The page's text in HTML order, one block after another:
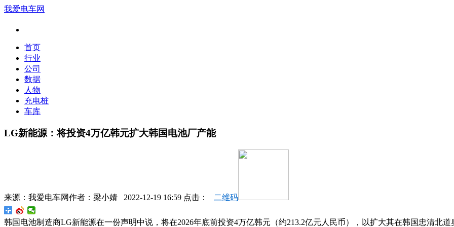
我爱电车网
首页
行业
公司
数据
人物
充电桩
车库
LG新能源：将投资4万亿韩元扩大韩国电池厂产能
来源： 我爱电车网作者： 梁小婧 2022-12-19 16:59 点击： 二维码
韩国电池制造商LG新能源在一份声明中说，将在2026年底前投资4万亿韩元（约213.2亿元人民币），以扩大其在韩国忠清北道